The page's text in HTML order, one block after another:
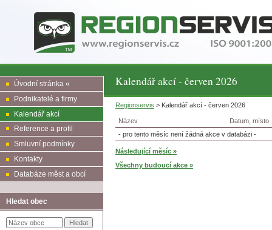
Kalendář akcí - červen 2026
Úvodní stránka «
Podnikatelé a firmy
Kalendář akcí
Reference a profil
Smluvní podmínky
Kontakty
Databáze měst a obcí
Hledat obec
Regionservis > Kalendář akcí - červen 2026
Název
Datum, místo
- pro tento měsíc není žádná akce v databázi -
Následující měsíc »
Všechny budoucí akce »